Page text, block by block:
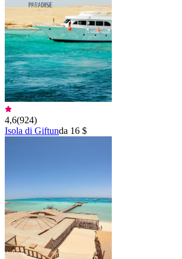
4,6(924)
Isola di Giftunda 16 $